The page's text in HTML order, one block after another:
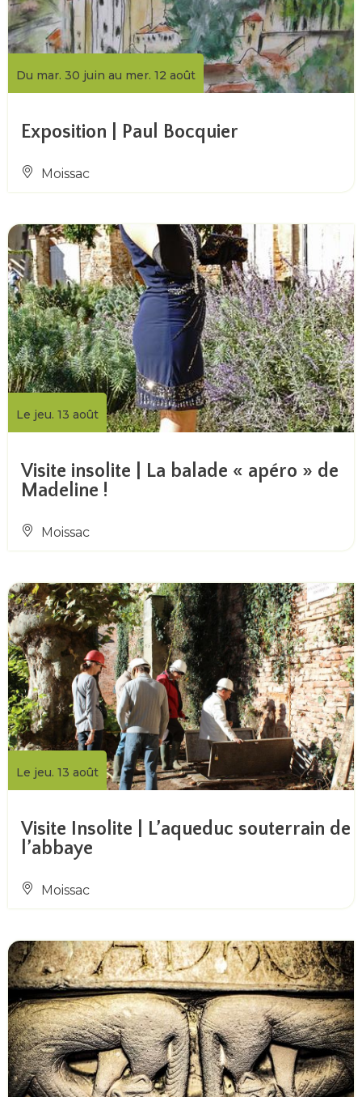
Du mar. 30 juin au mer. 12 août
Exposition | Paul Bocquier
Moissac
Le jeu. 13 août
Visite insolite | La balade « apéro » de
Madeline !
Moissac
Le jeu. 13 août
Visite Insolite | L’aqueduc souterrain de
l’abbaye
Moissac